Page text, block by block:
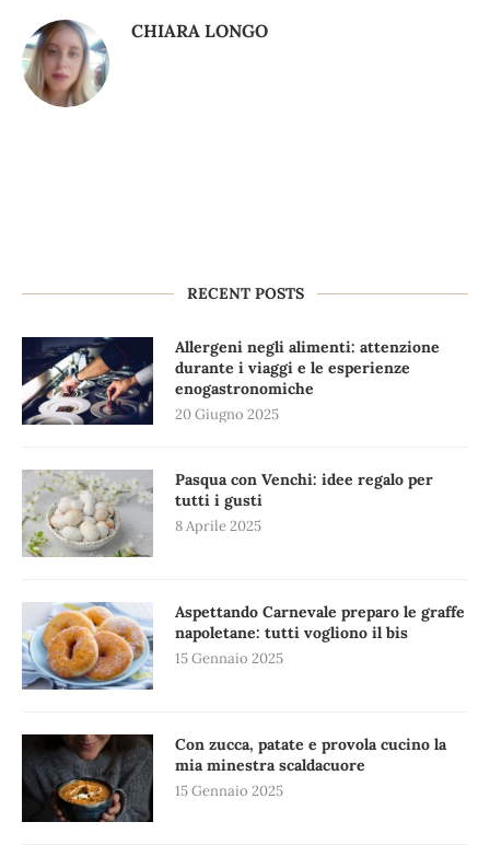
CHIARA LONGO
RECENT POSTS
Allergeni negli alimenti: attenzione
durante i viaggi e le esperienze
enogastronomiche
20 Giugno 2025
Pasqua con Venchi: idee regalo per
tutti i gusti
8 Aprile 2025
Aspettando Carnevale preparo le graffe
napoletane: tutti vogliono il bis
15 Gennaio 2025
Con zucca, patate e provola cucino la
mia minestra scaldacuore
15 Gennaio 2025